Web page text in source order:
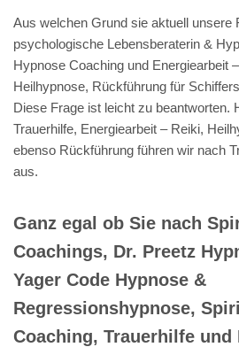
Aus welchen Grund sie aktuell unsere
psychologische Lebensberaterin &
Hypnose Coaching und Energiearbeit
Heilhypnose, Rückführung für
Diese Frage ist leicht zu beantworten.
Trauerhilfe, Energiearbeit – Reiki,
ebenso Rückführung führen wir nach
aus.
Ganz egal ob Sie nach
Coachings, Dr. Preetz
Yager Code Hypnose &
Regressionshypnose,
Coaching, Trauerhilfe und